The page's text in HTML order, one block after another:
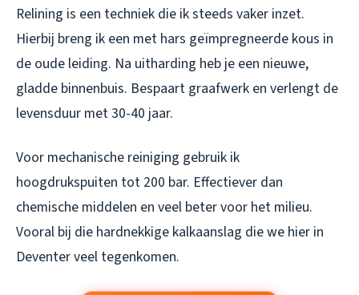
Relining is een techniek die ik steeds vaker inzet.
Hierbij breng ik een met hars geïmpregneerde kous in
de oude leiding. Na uitharding heb je een nieuwe,
gladde binnenbuis. Bespaart graafwerk en verlengt de
levensduur met 30-40 jaar.
Voor mechanische reiniging gebruik ik
hoogdrukspuiten tot 200 bar. Effectiever dan
chemische middelen en veel beter voor het milieu.
Vooral bij die hardnekkige kalkaanslag die we hier in
Deventer veel tegenkomen.